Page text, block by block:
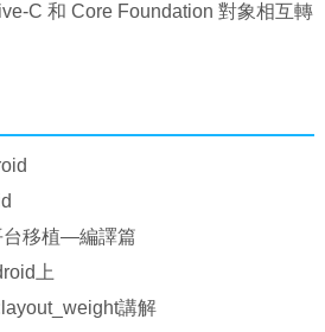
C 和 Core Foundation 對象相互轉
台移植—編譯篇
上
講解